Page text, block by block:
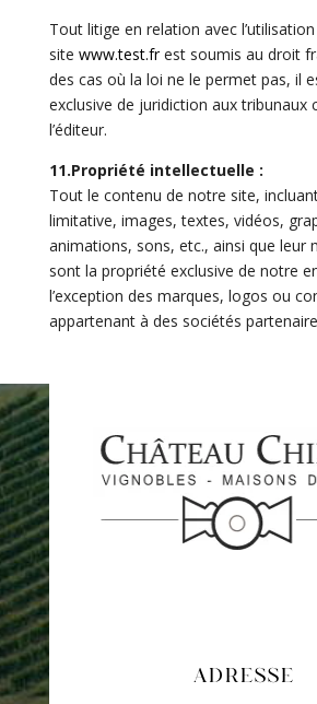
Tout litige en relation avec
site www.test.frest soumis au droit
des cas où la loi ne le permet pas, il
exclusive de juridiction aux tribunaux
l’éditeur.
11.Propriété intellectuelle :
Tout le contenu de notre site,
limitative, images, textes, vidéos,
animations, sons, etc., ainsi que leur
sont la propriété exclusive de notre
l’exception des marques, logos ou
appartenant à des sociétés
ADRESSE